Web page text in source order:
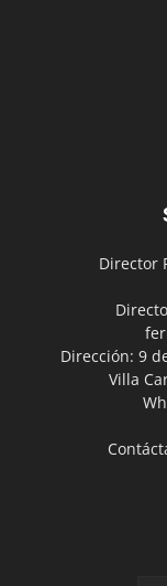
Director
Dirección: 9
Villa